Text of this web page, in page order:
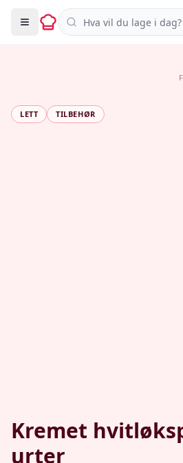
Søk i oppskrifter
LETT TILBEHØR
Kremet
urter